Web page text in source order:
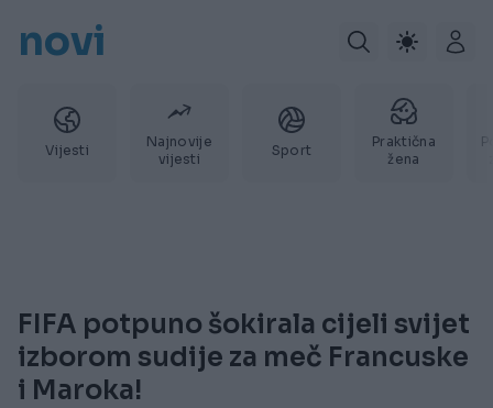
novi
Vijesti
Najnovije
vijesti
Sport
Praktična
žena
FIFA potpuno šokirala cijeli svijet
izborom sudije za meč Francuske
i Maroka!